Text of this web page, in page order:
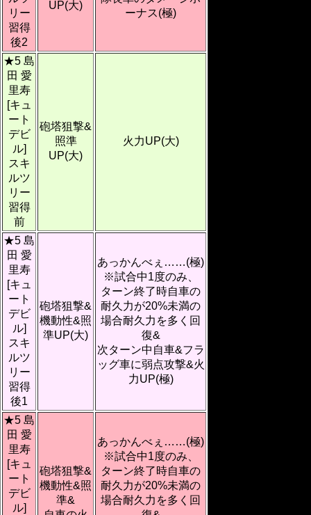
リー
習得
後2
UP(大)
ーナス(極)
★5 島
田 愛
里寿
[キュ
ート
デビ
ル]
スキ
ルツ
リー
習得
前
砲塔狙撃&
照準
UP(大)
火力UP(大)
★5 島
田 愛
里寿
[キュ
ート
デビ
ル]
スキ
ルツ
リー
習得
後1
砲塔狙撃&
機動性&照
準UP(大)
あっかんべぇ……(極)
※試合中1度のみ、
ターン終了時自車の
耐久力が20%未満の
場合耐久力を多く回
復&
次ターン中自車&フラ
ッグ車に弱点攻撃&火
力UP(極)
★5 島
田 愛
里寿
[キュ
ート
デビ
ル]
砲塔狙撃&
機動性&照
準&
あっかんべぇ……(極)
※試合中1度のみ、
ターン終了時自車の
耐久力が20%未満の
場合耐久力を多く回